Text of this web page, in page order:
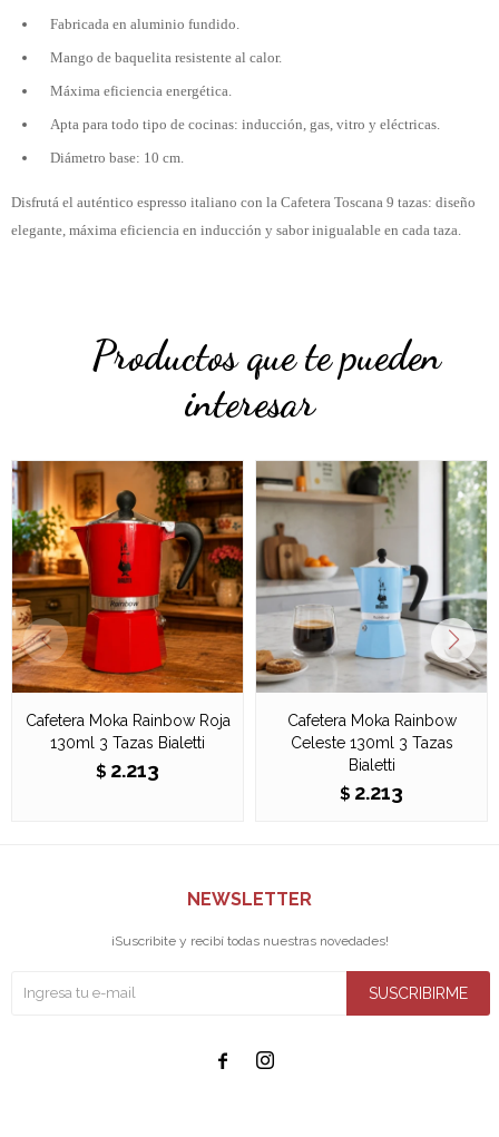
Fabricada en aluminio fundido.
Mango de baquelita resistente al calor.
Máxima eficiencia energética.
Apta para todo tipo de cocinas: inducción, gas, vitro y eléctricas.
Diámetro base: 10 cm.
Disfrutá el auténtico espresso italiano con la Cafetera Toscana 9 tazas: diseño
elegante, máxima eficiencia en inducción y sabor inigualable en cada taza.
Productos que te pueden
interesar
Cafetera Moka Rainbow Roja
130ml 3 Tazas Bialetti
$ 2.213
Cafetera Moka Rainbow
Celeste 130ml 3 Tazas
Bialetti
$ 2.213
NEWSLETTER
¡Suscribite y recibí todas nuestras novedades!
SUSCRIBIRME
 